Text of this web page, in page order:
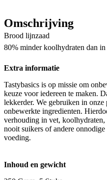
Omschrijving
Brood lijnzaad
80% minder koolhydraten dan
Extra informatie
Tastybasics is op missie om
keuze voor iedereen te maken.
lekkerder. We gebruiken in
onbewerkte ingredienten.
verhouding in vet,
nooit suikers of andere
voeding.
Inhoud en gewicht